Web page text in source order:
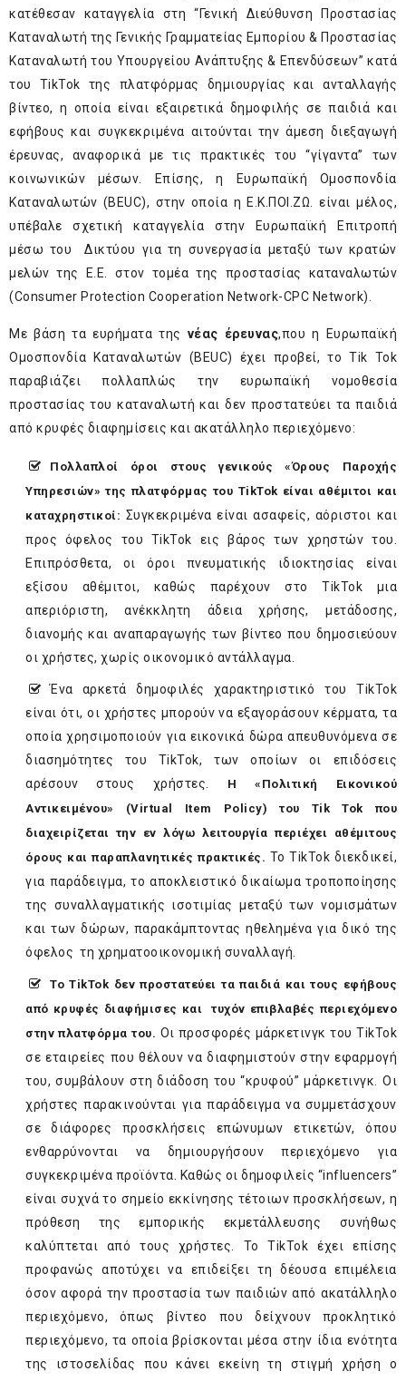
κατέθεσαν καταγγελία στη “Γενική Διεύθυνση Προστασίας
Καταναλωτή της Γενικής Γραμματείας Εμπορίου & Προστασίας
Καταναλωτή του Υπουργείου Ανάπτυξης & Επενδύσεων” κατά
του TikTok της πλατφόρμας δημιουργίας και ανταλλαγής
βίντεο, η οποία είναι εξαιρετικά δημοφιλής σε παιδιά και
εφήβους και συγκεκριμένα αιτούνται την άμεση διεξαγωγή
έρευνας, αναφορικά με τις πρακτικές του “γίγαντα” των
κοινωνικών μέσων. Επίσης, η Ευρωπαϊκή Ομοσπονδία
Καταναλωτών (BEUC), στην οποία η Ε.Κ.ΠΟΙ.ΖΩ. είναι μέλος,
υπέβαλε σχετική καταγγελία στην Ευρωπαϊκή Επιτροπή
μέσω του Δικτύου για τη συνεργασία μεταξύ των κρατών
μελών της Ε.Ε. στον τομέα της προστασίας καταναλωτών
(Consumer Protection Cooperation Network-CPC Network).
Με βάση τα ευρήματα της νέας έρευνας,που η Ευρωπαϊκή
Ομοσπονδία Καταναλωτών (BEUC) έχει προβεί, το Tik Tok
παραβιάζει πολλαπλώς την ευρωπαϊκή νομοθεσία
προστασίας του καταναλωτή και δεν προστατεύει τα παιδιά
από κρυφές διαφημίσεις και ακατάλληλο περιεχόμενο:
Πολλαπλοί όροι στους γενικούς «Όρους Παροχής
Υπηρεσιών» της πλατφόρμας του TikTok είναι αθέμιτοι και
καταχρηστικοί : Συγκεκριμένα είναι ασαφείς, αόριστοι και
προς όφελος του TikTok εις βάρος των χρηστών του.
Επιπρόσθετα, οι όροι πνευματικής ιδιοκτησίας είναι
εξίσου αθέμιτοι, καθώς παρέχουν στο TikTok μια
απεριόριστη, ανέκκλητη άδεια χρήσης, μετάδοσης,
διανομής και αναπαραγωγής των βίντεο που δημοσιεύουν
οι χρήστες, χωρίς οικονομικό αντάλλαγμα.
Ένα αρκετά δημοφιλές χαρακτηριστικό του TikTok
είναι ότι, οι χρήστες μπορούν να εξαγοράσουν κέρματα, τα
οποία χρησιμοποιούν για εικονικά δώρα απευθυνόμενα σε
διασημότητες του TikTok, των οποίων οι επιδόσεις
αρέσουν στους χρήστες.
Η «Πολιτική Εικονικού
Αντικειμένου» (Virtual Item Policy) του Tik Tok που
διαχειρίζεται την εν λόγω λειτουργία περιέχει αθέμιτους
όρους και παραπλανητικές πρακτικές. Το TikTok διεκδικεί,
για παράδειγμα, το αποκλειστικό δικαίωμα τροποποίησης
της συναλλαγματικής ισοτιμίας μεταξύ των νομισμάτων
και των δώρων, παρακάμπτοντας ηθελημένα για δικό της
όφελος τη χρηματοοικονομική συναλλαγή.
ΤοTikTok δεν προστατεύει τα παιδιά και τους εφήβους
από κρυφές διαφήμισες και τυχόν επιβλαβές περιεχόμενο
στην πλατφόρμα του. Οι προσφορές μάρκετινγκ του TikTok
σε εταιρείες που θέλουν να διαφημιστούν στην εφαρμογή
του, συμβάλουν στη διάδοση του “κρυφού” μάρκετινγκ. Οι
χρήστες παρακινούνται για παράδειγμα να συμμετάσχουν
σε διάφορες προσκλήσεις επώνυμων ετικετών, όπου
ενθαρρύνονται να δημιουργήσουν περιεχόμενο για
συγκεκριμένα προϊόντα. Καθώς οι δημοφιλείς “influencers”
είναι συχνά το σημείο εκκίνησης τέτοιων προσκλήσεων, η
πρόθεση της εμπορικής εκμετάλλευσης συνήθως
καλύπτεται από τους χρήστες. Το TikTok έχει επίσης
προφανώς αποτύχει να επιδείξει τη δέουσα επιμέλεια
όσον αφορά την προστασία των παιδιών από ακατάλληλο
περιεχόμενο, όπως βίντεο που δείχνουν προκλητικό
περιεχόμενο, τα οποία βρίσκονται μέσα στην ίδια ενότητα
της ιστοσελίδας που κάνει εκείνη τη στιγμή χρήση ο